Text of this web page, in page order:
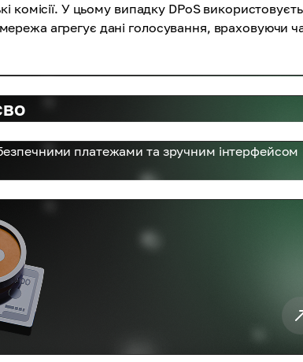
комісії. У цьому випадку DPoS
агрегує дані голосування, враховуючи
платежами та зручним інтерфейсом